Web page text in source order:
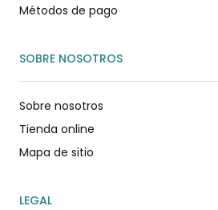
Métodos de pago
SOBRE NOSOTROS
Sobre nosotros
Tienda online
Mapa de sitio
LEGAL